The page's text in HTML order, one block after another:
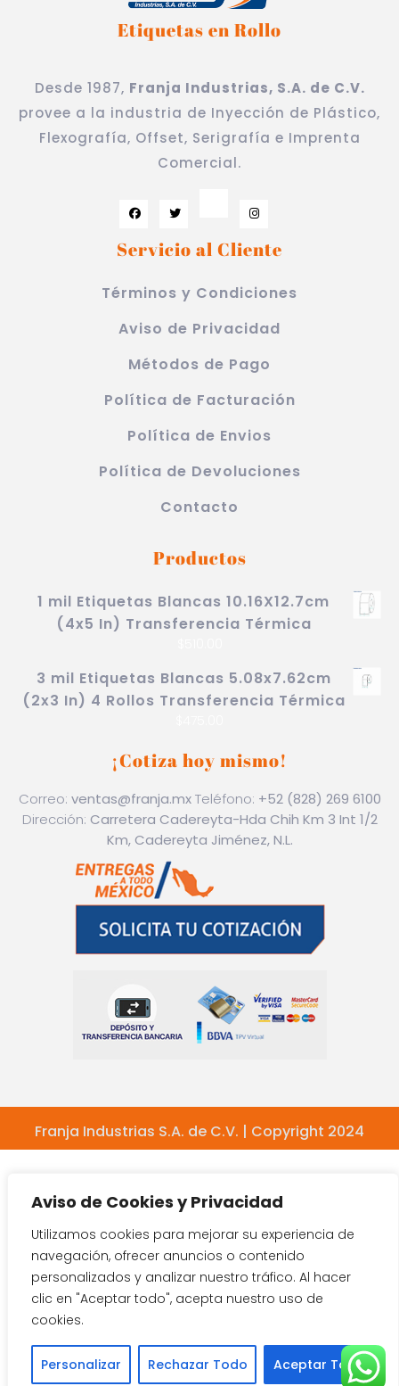
Aviso de Cookies y Privacidad
Utilizamos cookies para mejorar su experiencia de
navegación, ofrecer anuncios o contenido
personalizados y analizar nuestro tráfico. Al hacer
clic en "Aceptar todo", acepta nuestro uso de
cookies.
Personalizar Rechazar Todo Aceptar Todo
Etiquetas en Rollo
Desde 1987, Franja Industrias, S.A. de C.V.
provee a la industria de Inyección de Plástico,
Flexografía, Offset, Serigrafía e Imprenta
Comercial.
Servicio al Cliente
Términos y Condiciones
Aviso de Privacidad
Métodos de Pago
Política de Facturación
Política de Envios
Política de Devoluciones
Contacto
Productos
1 mil Etiquetas Blancas 10.16X12.7cm
(4x5 In) Transferencia Térmica
3 mil Etiquetas Blancas 5.08x7.62cm
(2x3 In) 4 Rollos Transferencia Térmica
¡Cotiza hoy mismo!
Correo: ventas@franja.mxTeléfono: +52 (828) 269 6100
Dirección: Carretera Cadereyta-Hda Chih Km 3 Int 1/2
Km, Cadereyta Jiménez, N.L.
Franja Industrias S.A. de C.V. | Copyright 2024